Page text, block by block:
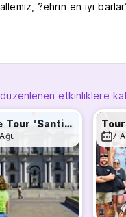
?ehrin en iyi
karma, sadece
Nevresimler temin
gelir.
ve soka?a
masas?, film odas?
etkinliklere
Bike Tour "Santiago Highlights"
7